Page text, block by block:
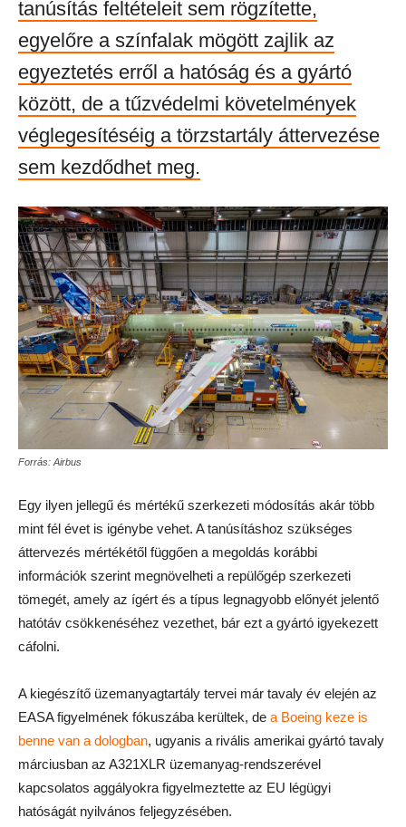
tanúsítás feltételeit sem rögzítette,
egyelőre a színfalak mögött zajlik az
egyeztetés erről a hatóság és a gyártó
között, de a tűzvédelmi követelmények
véglegesítéséig a törzstartály áttervezése
sem kezdődhet meg.
Forrás: Airbus
Egy ilyen jellegű és mértékű szerkezeti módosítás akár több
mint fél évet is igénybe vehet. A tanúsításhoz szükséges
áttervezés mértékétől függően a megoldás korábbi
információk szerint megnövelheti a repülőgép szerkezeti
tömegét, amely az ígért és a típus legnagyobb előnyét jelentő
hatótáv csökkenéséhez vezethet, bár ezt a gyártó igyekezett
cáfolni.
A kiegészítő üzemanyagtartály tervei már tavaly év elején az
EASA figyelmének fókuszába kerültek, de a Boeing keze is
benne van a dologban, ugyanis a rivális amerikai gyártó tavaly
márciusban az A321XLR üzemanyag-rendszerével
kapcsolatos aggályokra figyelmeztette az EU légügyi
hatóságát nyilvános feljegyzésében.